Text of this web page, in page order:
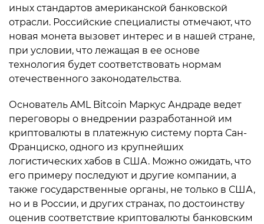
иных стандартов американской банковской
отрасли. Российские специалисты отмечают, что
новая монета вызовет интерес и в нашей стране,
при условии, что лежащая в ее основе
технология будет соответствовать нормам
отечественного законодательства.
Основатель AML Bitcoin Маркус Андраде ведет
переговоры о внедрении разработанной им
криптовалюты в платежную систему порта Сан-
Франциско, одного из крупнейших
логистических хабов в США. Можно ожидать, что
его примеру последуют и другие компании, а
также государственные органы, не только в США,
но и в России, и других странах, по достоинству
оценив соответствие криптовалюты банковским